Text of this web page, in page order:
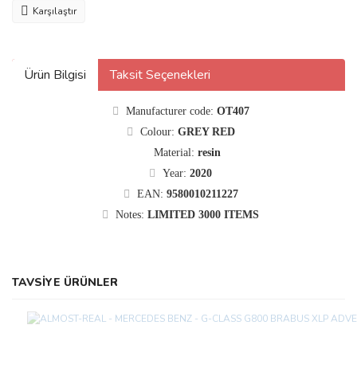
Karşılaştır
Ürün Bilgisi Taksit Seçenekleri
Manufacturer code: OT407
Colour: GREY RED
Material: resin
Year: 2020
EAN: 9580010211227
Notes: LIMITED 3000 ITEMS
TAVSİYE ÜRÜNLER